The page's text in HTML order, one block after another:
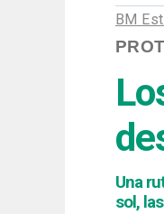
BM
Una
sol,